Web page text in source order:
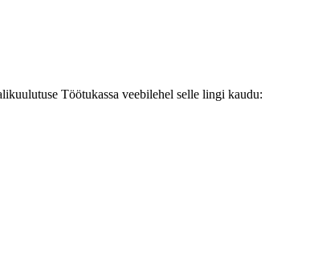
Töötukassa veebilehel selle lingi kaudu: